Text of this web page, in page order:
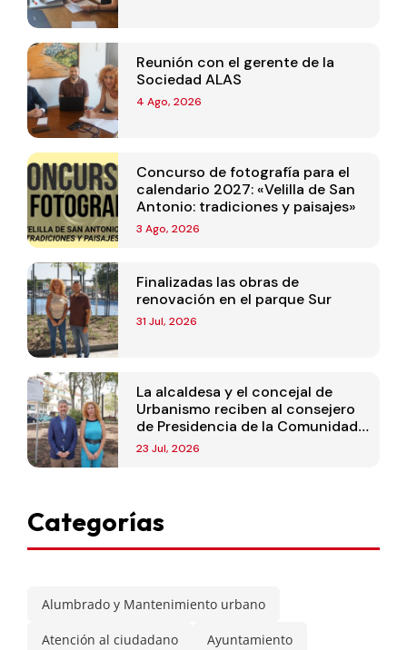
Reunión con el gerente de la
Sociedad ALAS
4 Ago, 2026
Concurso de fotografía para el
calendario 2027: «Velilla de San
Antonio: tradiciones y paisajes»
3 Ago, 2026
Finalizadas las obras de
renovación en el parque Sur
31 Jul, 2026
La alcaldesa y el concejal de
Urbanismo reciben al consejero
de Presidencia de la Comunidad
de Madrid
23 Jul, 2026
Categorías
Alumbrado y Mantenimiento urbano
Atención al ciudadano Ayuntamiento